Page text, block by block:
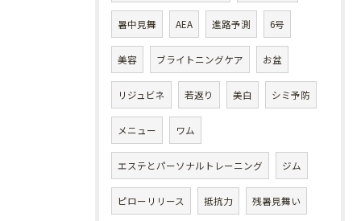
暑中見舞 AEA 進路予測 6号
美容 ブライトニングケア お盆
リジュビネ 若返り 美白 シミ予防
メニュー ワム
エステとパーソナルトレーニング ジム
ピローリリース 抵抗力 残暑見舞い